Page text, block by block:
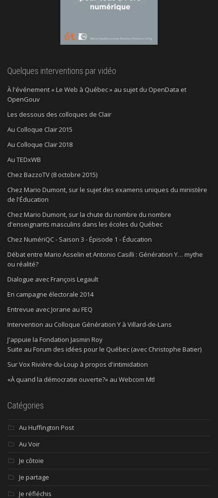
Quelques interventions par vidéo
À l'événement « Le Web à Québec » au sujet du OpenData et
OpenGouv
Les dessous des colloques de Clair
Au Colloque Clair 2015
Au Colloque Clair 2018
Au TEDxWB
Chez BazzoTV (8 octobre 2015)
Chez Mario Dumont, sur le sujet des examens uniques du ministère
de l'Éducation
Chez Mario Dumont, sur la chute du nombre du nombre
d'enseignants masculins dans les écoles du Québec
Chez NumériQC - Saison 3 - Épisode 1 - Éducation
Débat entre Mario Asselin et Antonio Casilli : Génération Y… mythe
ou réalité?
Dialogue avec François Legault
En campagne électorale 2014
Entrevue avec Jorane au FEQ
Intervention au Colloque Génération Y à Villard-de-Lans
J'appuie la Fondation Jasmin Roy
Suite au Forum des idées pour le Québec (avec Christophe Batier)
Sur Vox Rivière-du-Loup à propos d'intimidation
«À quand la démocratie ouverte?» au Webcom Mtl
Catégories
Au Huffington Post
Au Voir
Je côtoie
Je partage
Je réfléchis